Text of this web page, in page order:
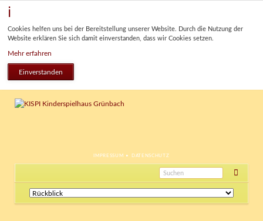
Cookies helfen uns bei der Bereitstellung unserer Website. Durch die Nutzung der
Website erklären Sie sich damit einverstanden, dass wir Cookies setzen.
Mehr erfahren
Einverstanden
NAVIGATION
IMPRESSUM DATENSCHUTZ
Navigation
überspringen